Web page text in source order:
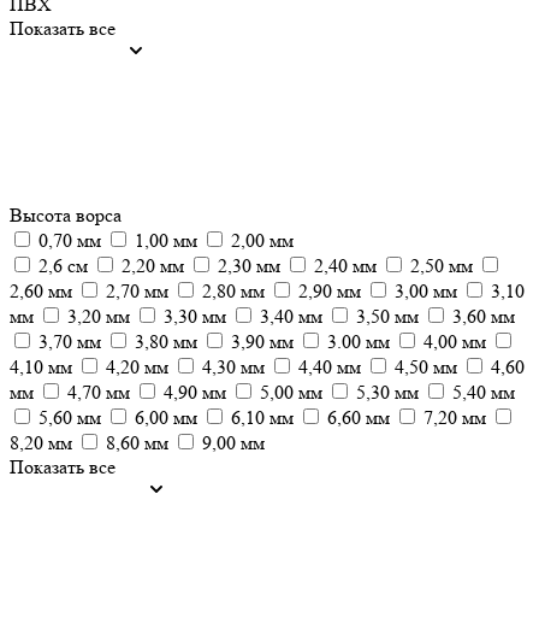
Показать все
Высота ворса
0,70 мм
1,00 мм
2,00 мм
2,6 см
2,20 мм 2,30 мм 2,40 мм
2,50 мм
2,60 мм
2,70 мм 2,80 мм 2,90 мм 3,00 мм
3,10
мм
3,20 мм 3,30 мм 3,40 мм 3,50 мм
3,60 мм
3,70 мм
3,80 мм 3,90 мм 3.00 мм
4,00 мм
4,10 мм
4,20 мм 4,30 мм 4,40 мм 4,50 мм
4,60
мм
4,70 мм 4,90 мм 5,00 мм 5,30 мм
5,40 мм
5,60 мм
6,00 мм 6,10 мм 6,60 мм
7,20 мм
8,20 мм
8,60 мм
9,00 мм
Показать все